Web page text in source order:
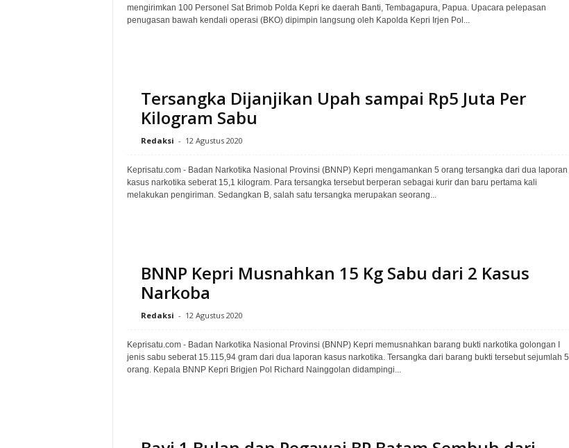
mengirimkan 100 Personel Sat Brimob Polda Kepri ke daerah Banti, Tembagapura, Papua. Upacara pelepasan
penugasan bawah kendali operasi (BKO) dipimpin langsung oleh Kapolda Kepri Irjen Pol...
Tersangka Dijanjikan Upah sampai Rp5 Juta Per
Kilogram Sabu
Redaksi - 12 Agustus 2020
Keprisatu.com - Badan Narkotika Nasional Provinsi (BNNP) Kepri mengamankan 5 orang tersangka dari dua laporan
kasus narkotika seberat 15,1 kilogram. Para tersangka tersebut berperan sebagai kurir dan baru pertama kali
melakukan pengiriman. Sedangkan B, salah satu tersangka merupakan seorang...
BNNP Kepri Musnahkan 15 Kg Sabu dari 2 Kasus
Narkoba
Redaksi - 12 Agustus 2020
Keprisatu.com - Badan Narkotika Nasional Provinsi (BNNP) Kepri memusnahkan barang bukti narkotika golongan I
jenis sabu seberat 15.115,94 gram dari dua laporan kasus narkotika. Tersangka dari barang bukti tersebut sejumlah 5
orang. Kepala BNNP Kepri Brigjen Pol Richard Nainggolan didampingi...